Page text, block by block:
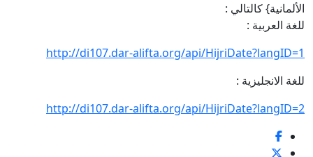
الألمانية} كالتالي :
للغة العربية :
http://di107.dar-alifta.org/api/HijriDate?langID=1
للغة الانجليزية :
http://di107.dar-alifta.org/api/HijriDate?langID=2